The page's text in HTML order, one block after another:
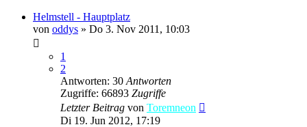
Helmstell - Hauptplatz
von oddys » Do 3. Nov 2011, 10:03
1
2
Antworten: 30 Antworten
Zugriffe: 66893 Zugriffe
Letzter Beitrag von Toremneon
Di 19. Jun 2012, 17:19